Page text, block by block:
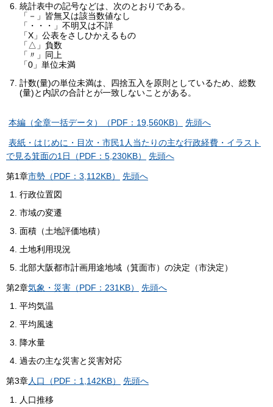
統計表中の記号などは、次のとおりである。
「－」皆無又は該当数値なし
「・・・」不明又は不詳
「Χ」公表をさしひかえるもの
「△」負数
「〃」同上
「0」単位未満
計数(量)の単位未満は、四捨五入を原則としているため、総数
(量)と内訳の合計とが一致しないことがある。
本編（全章一括データ）（PDF：19,560KB） 先頭へ
表紙・はじめに・目次・市民1人当たりの主な行政経費・イラスト
で見る箕面の1日（PDF：5,230KB）
先頭へ
第1章市勢（PDF：3,112KB）
先頭へ
行政位置図
市域の変遷
面積（土地評価地積）
土地利用現況
北部大阪都市計画用途地域（箕面市）の決定（市決定）
第2章気象・災害（PDF：231KB）
先頭へ
平均気温
平均風速
降水量
過去の主な災害と災害対応
第3章人口（PDF：1,142KB）
先頭へ
人口推移